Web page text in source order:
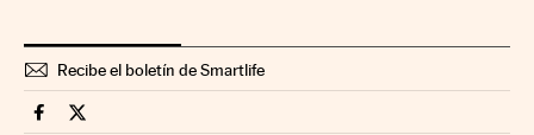
Recibe el boletín de Smartlife
Smartlife Cinco Días en Facebook
Smartlife Cinco Días en Twitter